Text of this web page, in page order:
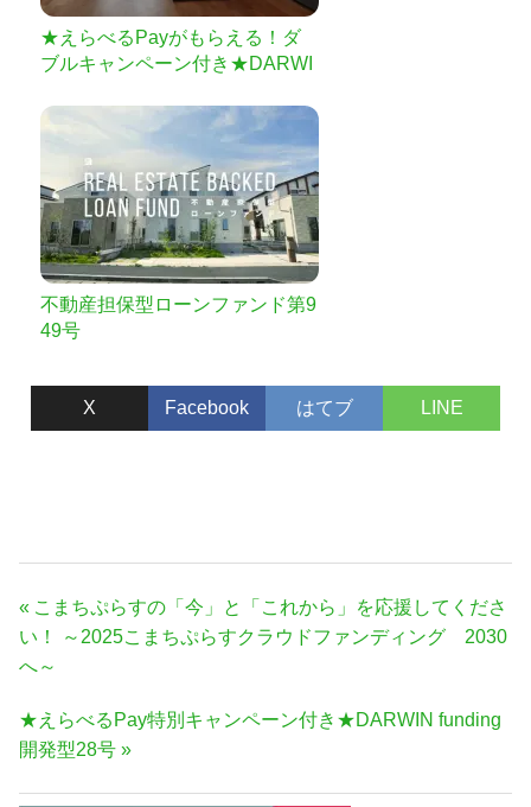
★えらべるPayがもらえる！ダ
ブルキャンペーン付き★DARWI
不動産担保型ローンファンド第9
49号
X Facebook はてブ LINE
投
稿
ナ
ゲ
ー
シ
前
の
記
こまちぷらすの「今」と「これから」を応援してくださ
い！ ～2025こまちぷらすクラウドファンディング 2030
へ～
次
の
★えらべるPay特別キャンペーン付き★DARWIN funding
開発型28号